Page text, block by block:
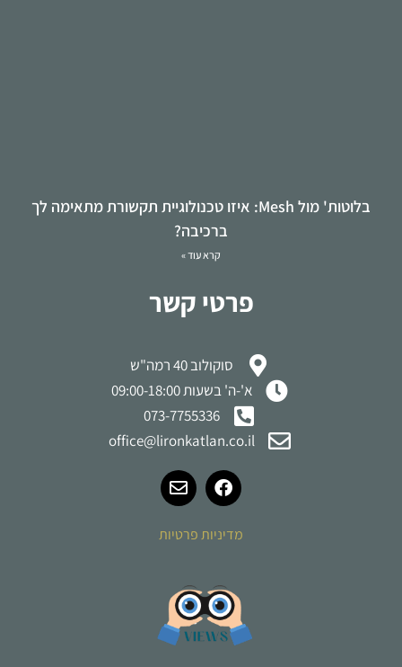
בלוטות' מול Mesh: איזו טכנולוגיית תקשורת מתאימה לך
ברכיבה?
קרא עוד »
פרטי קשר
סוקולוב 40 רמה"ש
א'-ה' בשעות 09:00-18:00
073-7755336
office@lironkatlan.co.il
מדיניות פרטיות